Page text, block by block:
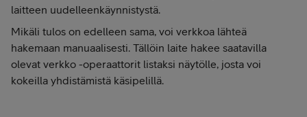
laitteen uudelleenkäynnistystä.
Mikäli tulos on edelleen sama, voi verkkoa lähteä
hakemaan manuaalisesti. Tällöin laite hakee saatavilla
olevat verkko -operaattorit listaksi näytölle, josta voi
kokeilla yhdistämistä käsipelillä.